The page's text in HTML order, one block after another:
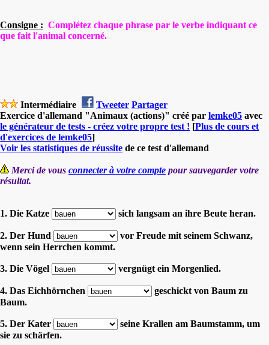
Consigne : Complétez chaque phrase par le verbe indiquant ce
que fait l'animal concerné.
Intermédiaire Tweeter Partager
Exercice d'allemand "Animaux (actions)" créé par lemke05 avec
le générateur de tests - créez votre propre test ! [Plus de cours et
d'exercices de lemke05]
Voir les statistiques de réussite de ce test d'allemand
Merci de vous connecter à votre compte pour sauvegarder votre
résultat.
1. Die Katze sich langsam an ihre Beute heran.
2. Der Hund
vor Freude mit seinem Schwanz,
wenn sein Herrchen kommt.
3. Die Vögel vergnügt ein Morgenlied.
4. Das Eichhörnchen
geschickt von Baum zu
Baum.
5. Der Kater
seine Krallen am Baumstamm, um
sie zu schärfen.